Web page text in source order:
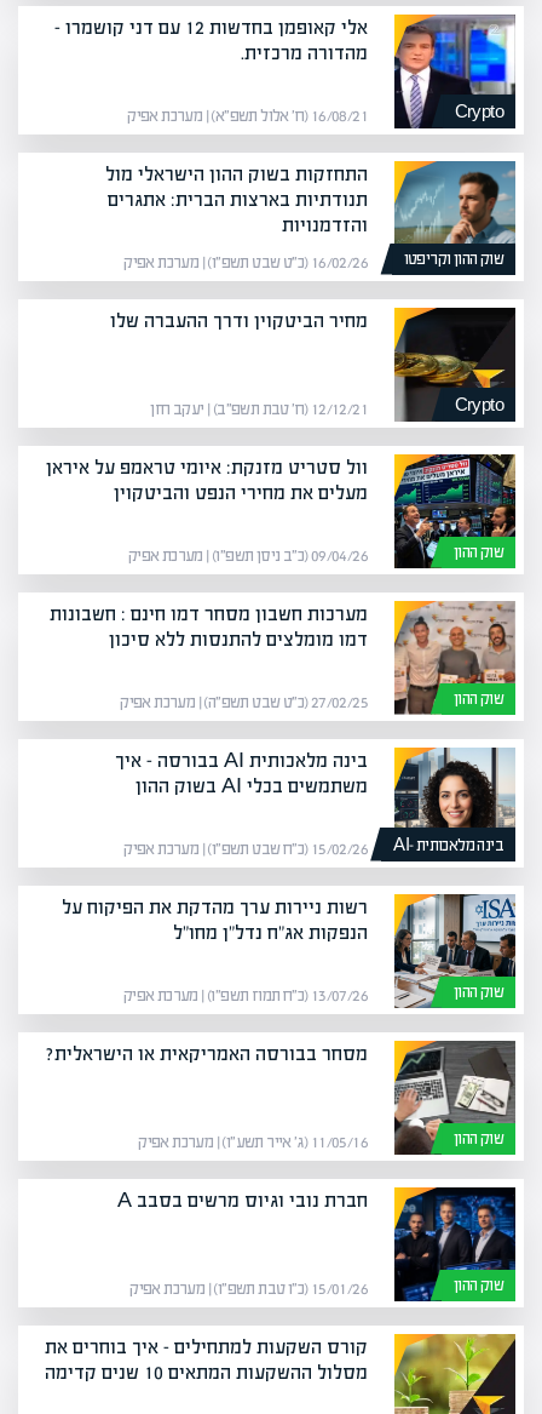
Crypto
אלי קאופמן בחדשות 12 עם דני קושמרו –
מהדורה מרכזית.
16/08/21 (ח׳ אלול תשפ״א) | מערכת אפיק
שוק ההון וקריפטו
התחזקות בשוק ההון הישראלי מול
תנודתיות בארצות הברית: אתגרים
והזדמנויות
16/02/26 (כ״ט שבט תשפ״ו) | מערכת אפיק
Crypto
מחיר הביטקוין ודרך ההעברה שלו
12/12/21 (ח׳ טבת תשפ״ב) | יעקב חזן
שוק ההון
וול סטריט מזנקת: איומי טראמפ על איראן
מעלים את מחירי הנפט והביטקוין
09/04/26 (כ״ב ניסן תשפ״ו) | מערכת אפיק
שוק ההון
מערכות חשבון מסחר דמו חינם : חשבונות
דמו מומלצים להתנסות ללא סיכון
27/02/25 (כ״ט שבט תשפ״ה) | מערכת אפיק
בינה מלאכותית -AI
בינה מלאכותית AI בבורסה – איך
משתמשים בכלי AI בשוק ההון
15/02/26 (כ״ח שבט תשפ״ו) | מערכת אפיק
שוק ההון
רשות ניירות ערך מהדקת את הפיקוח על
הנפקות אג"ח נדל"ן מחו"ל
13/07/26 (כ״ח תמוז תשפ״ו) | מערכת אפיק
שוק ההון
מסחר בבורסה האמריקאית או הישראלית?
11/05/16 (ג׳ אייר תשע״ו) | מערכת אפיק
שוק ההון
חברת נובי וגיוס מרשים בסבב A
15/01/26 (כ״ו טבת תשפ״ו) | מערכת אפיק
קורס השקעות למתחילים – איך בוחרים את
מסלול ההשקעות המתאים 10 שנים קדימה